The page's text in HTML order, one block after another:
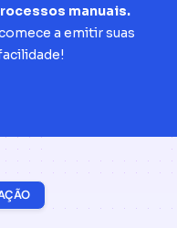
manuais.
a emitir suas